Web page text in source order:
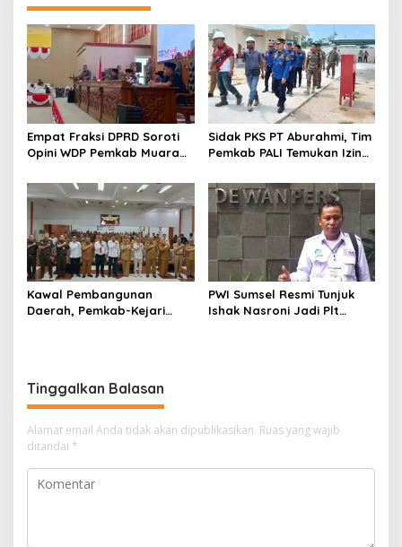
Empat Fraksi DPRD Soroti
Opini WDP Pemkab Muara
Kelola Keuangan
Sidak PKS PT Aburahmi, Tim
Pemkab PALI Temukan Izin
Kawal Pembangunan
Daerah, Pemkab-Kejari
PWI Sumsel Resmi Tunjuk
Ishak Nasroni Jadi Plt
Tinggalkan Balasan
Alamat email Anda tidak akan dipublikasikan. Ruas yang wajib
ditandai *